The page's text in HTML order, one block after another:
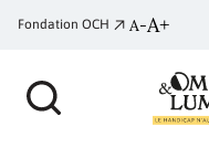
Fondation OCH A-A+